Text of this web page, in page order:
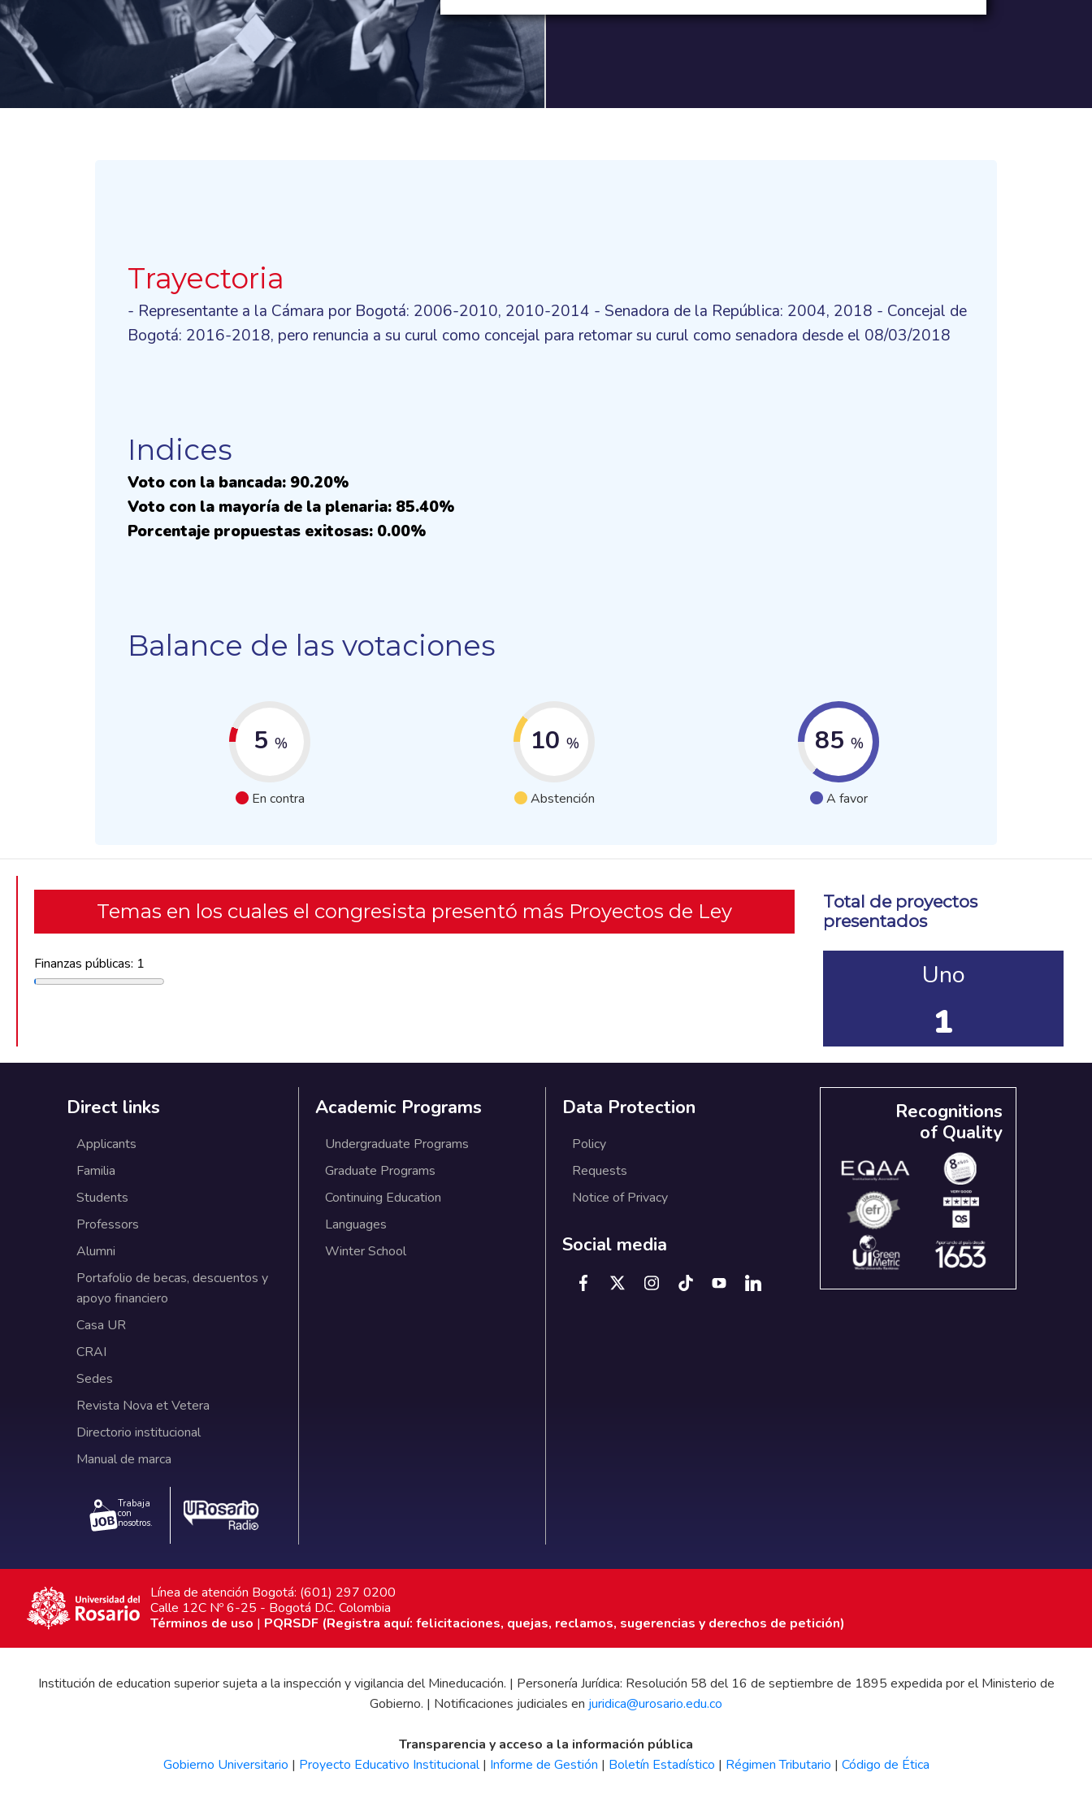
Trayectoria
- Representante a la Cámara por Bogotá: 2006-2010, 2010-2014 - Senadora de la República: 2004, 2018 - Concejal de
Bogotá: 2016-2018, pero renuncia a su curul como concejal para retomar su curul como senadora desde el 08/03/2018
Indices
Voto con la bancada: 90.20%
Voto con la mayoría de la plenaria: 85.40%
Porcentaje propuestas exitosas: 0.00%
Balance de las votaciones
5 %
En contra
10 %
Abstención
85 %
A favor
Temas en los cuales el congresista presentó más Proyectos de Ley
Finanzas públicas: 1
Total de proyectos
presentados
Uno
1
Direct links
Applicants
Familia
Students
Professors
Alumni
Portafolio de becas, descuentos y
apoyo financiero
Casa UR
CRAI
Sedes
Revista Nova et Vetera
Directorio institucional
Manual de marca
Trabaja
con
nosotros.
Academic Programs
Undergraduate Programs
Graduate Programs
Continuing Education
Languages
Winter School
Data Protection
Policy
Requests
Notice of Privacy
Social media
Recognitions
of Quality
Línea de atención Bogotá: (601) 297 0200
Calle 12C Nº 6-25 - Bogotá D.C. Colombia
Términos de uso | PQRSDF (Registra aquí: felicitaciones, quejas, reclamos, sugerencias y derechos de petición)
Institución de education superior sujeta a la inspección y vigilancia del Mineducación. | Personería Jurídica: Resolución 58 del 16 de septiembre de 1895 expedida por el Ministerio de
Gobierno. | Notificaciones judiciales en juridica@urosario.edu.co
Transparencia y acceso a la información pública
Gobierno Universitario | Proyecto Educativo Institucional| Informe de Gestión | Boletín Estadístico | Régimen Tributario | Código de Ética